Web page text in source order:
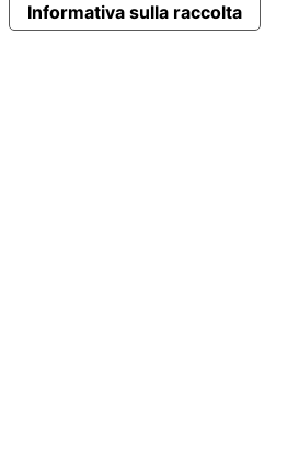
Informativa sulla raccolta